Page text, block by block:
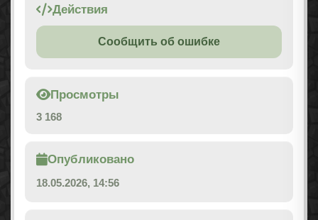
Действия
Сообщить об ошибке
Просмотры
3 168
Опубликовано
18.05.2026, 14:56